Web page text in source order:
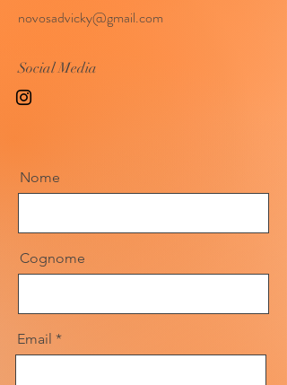
novosadvicky@gmail.com
Social Media
Nome
Cognome
Email